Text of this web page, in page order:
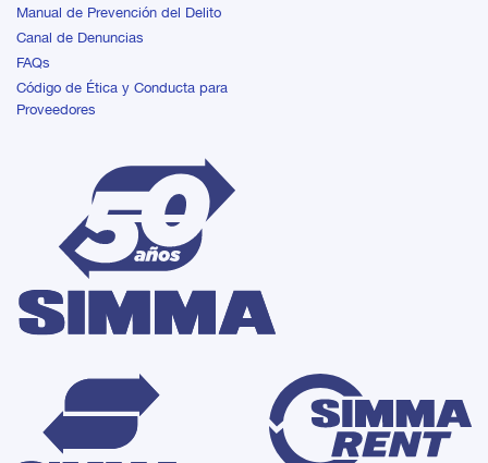
Manual de Prevención del Delito
Canal de Denuncias
FAQs
Código de Ética y Conducta para
Proveedores